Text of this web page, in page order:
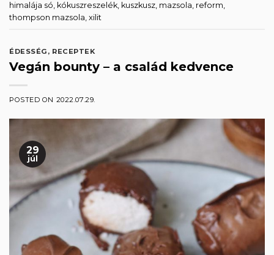
himalája só, kókuszreszelék, kuszkusz, mazsola, reform,
thompson mazsola, xilit
ÉDESSÉG , RECEPTEK
Vegán bounty – a család kedvence
POSTED ON 2022.07.29.
29
júl